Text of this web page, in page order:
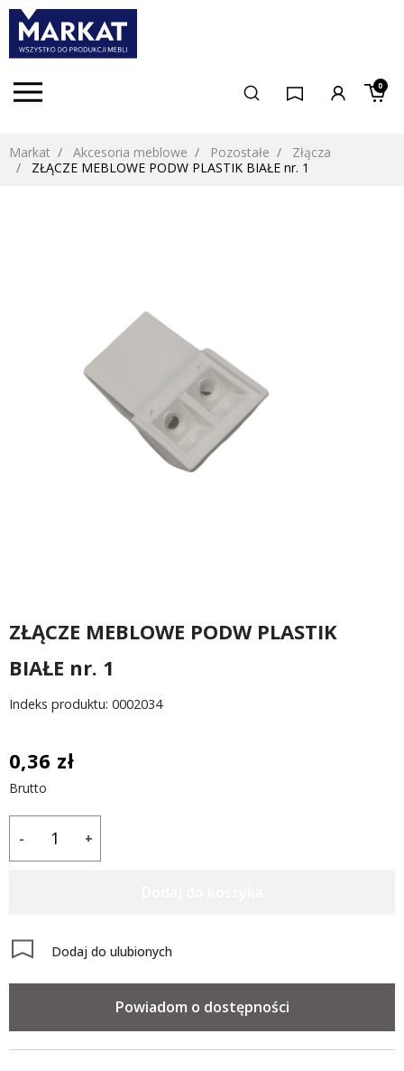
0
Markat Akcesoria meblowe Pozostałe
Złącza
ZŁĄCZE MEBLOWE PODW PLASTIK BIAŁE nr. 1
ZŁĄCZE MEBLOWE PODW PLASTIK
BIAŁE nr. 1
Indeks produktu: 0002034
0,36 zł
Brutto
- +
Dodaj do ulubionych
Powiadom o dostępności